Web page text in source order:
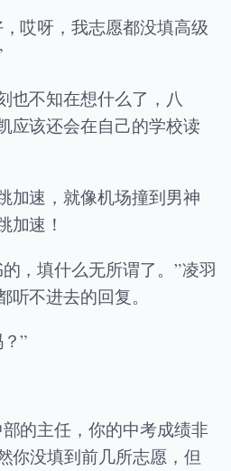
哎呀，我志愿都没填高级
也不知在想什么了，八
应该还会在自己的学校读
加速，就像机场撞到男神
加速！
，填什么无所谓了。”凌羽
不进去的回复。
”
的主任，你的中考成绩非
你没填到前几所志愿，但